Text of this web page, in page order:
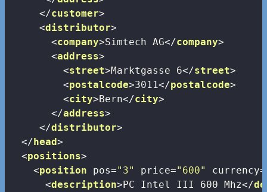
</customer>
<distributor>
<company>Simtech AG</company>
<address>
<street>Marktgasse 6</street>
<postalcode>3011</postalcode>
<city>Bern</city>
</address>
</distributor>
</head>
<positions>
<position pos="3" price="600" currency=
<description>PC Intel III 600 Mhz</